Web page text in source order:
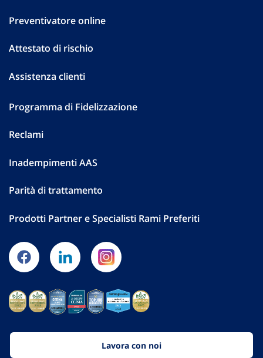
Preventivatore online
Attestato di rischio
Assistenza clienti
Programma di Fidelizzazione
Reclami
Inadempimenti AAS
Parità di trattamento
Prodotti Partner e Specialisti Rami Preferiti
Lavora con noi